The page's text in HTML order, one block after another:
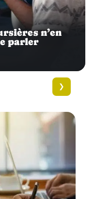
n’en
parler